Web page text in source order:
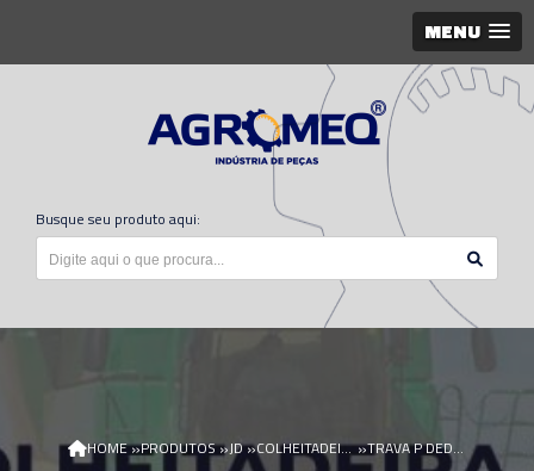
MENU
Busque seu produto aqui:
HOME»PRODUTOS»JD» COLHEITADEIRA JD » TRAVA P DEDO RETRATIL JD HXE31827/AGR